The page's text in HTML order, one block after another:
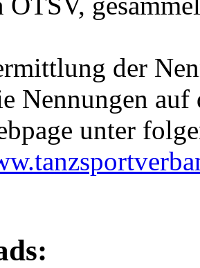
der
Nennungen
unter